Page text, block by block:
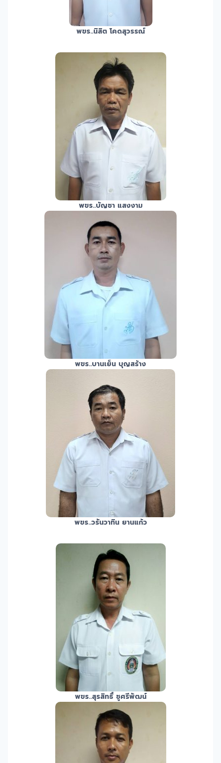
พขร..นิสิต โคดสุวรรณ์
พขร..บัญชา แสงงาม
พขร..บานเย็น บุญสร้าง
พขร..วรันวาทิน ยานแก้ว
พขร..สุรสิทธิ์ ชูศรีพัฒน์